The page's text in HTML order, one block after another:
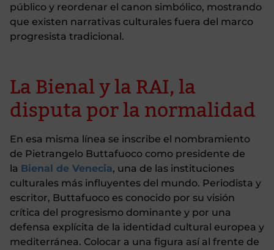
público y reordenar el canon simbólico, mostrando
que existen narrativas culturales fuera del marco
progresista tradicional.
La Bienal y la RAI, la
disputa por la normalidad
En esa misma línea se inscribe el nombramiento
de Pietrangelo Buttafuoco como presidente de
la Bienal de Venecia, una de las instituciones
culturales más influyentes del mundo. Periodista y
escritor, Buttafuoco es conocido por su visión
crítica del progresismo dominante y por una
defensa explícita de la identidad cultural europea y
mediterránea. Colocar a una figura así al frente de